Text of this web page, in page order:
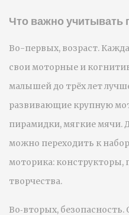
Что важно учитывать
Во-первых, возраст.
свои моторные и
малышей до трёх лет
развивающие крупную
пирамидки, мягкие мячи.
можно переходить к
моторика: конструкторы,
творчества.
Во‑вторых,